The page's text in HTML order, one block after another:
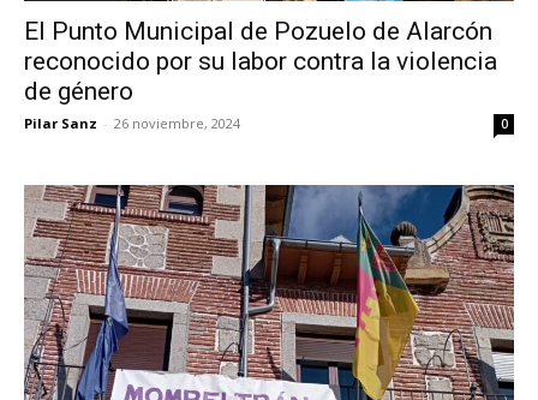
El Punto Municipal de Pozuelo de Alarcón
reconocido por su labor contra la violencia
de género
Pilar Sanz - 26 noviembre, 2024 0